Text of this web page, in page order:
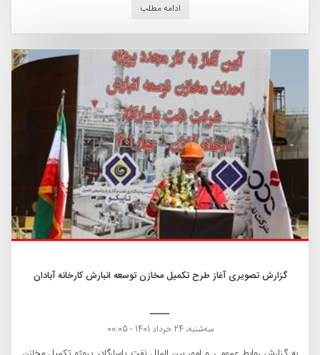
ادامه مطلب
گزارش تصویری آغاز طرح تکمیل مخازن توسعه انبارش کارخانه آبادان
ﺳﻪشنبه، 24 خرداد 1401 - 00:05